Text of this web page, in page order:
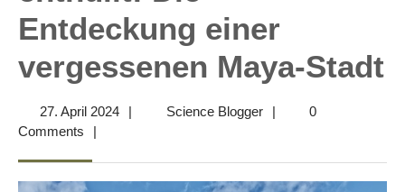
Entdeckung einer
vergessenen Maya-Stadt
27. April 202427.| Science BloggerScience
|
0
Comments
|